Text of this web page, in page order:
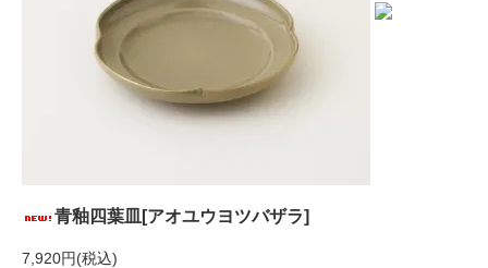
青釉四葉皿[アオユウヨツバザラ]
7,920円(税込)